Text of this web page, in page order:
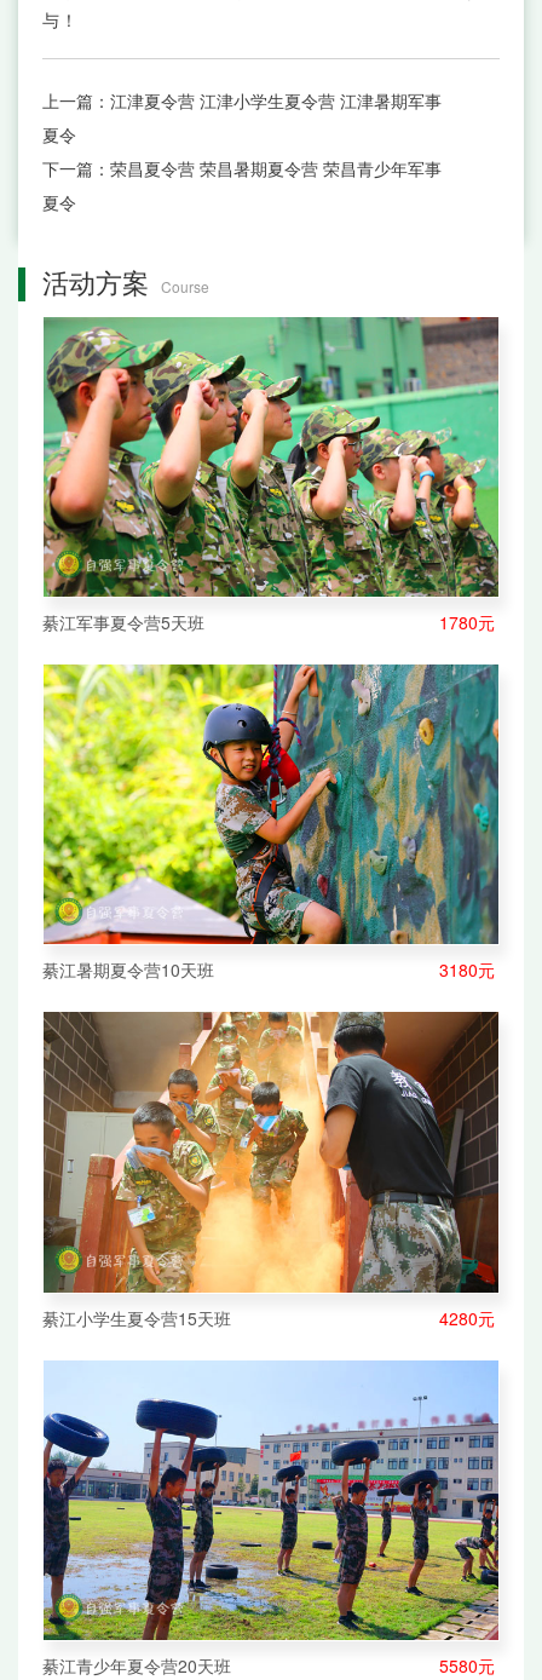
与！
上一篇： 江津夏令营 江津小学生夏令营 江津暑期军事
夏令
下一篇： 荣昌夏令营 荣昌暑期夏令营 荣昌青少年军事
夏令
活动方案 Course
綦江军事夏令营5天班 1780元
綦江暑期夏令营10天班 3180元
綦江小学生夏令营15天班 4280元
綦江青少年夏令营20天班 5580元